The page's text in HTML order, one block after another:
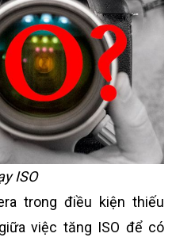
ISO
trong điều kiện thiếu
việc tăng ISO để có